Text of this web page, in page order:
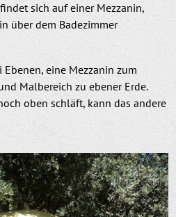
sich auf einer Mezzanin,
über dem Badezimmer
Ebenen, eine Mezzanin zum
Malbereich zu ebener Erde.
oben schläft, kann das andere